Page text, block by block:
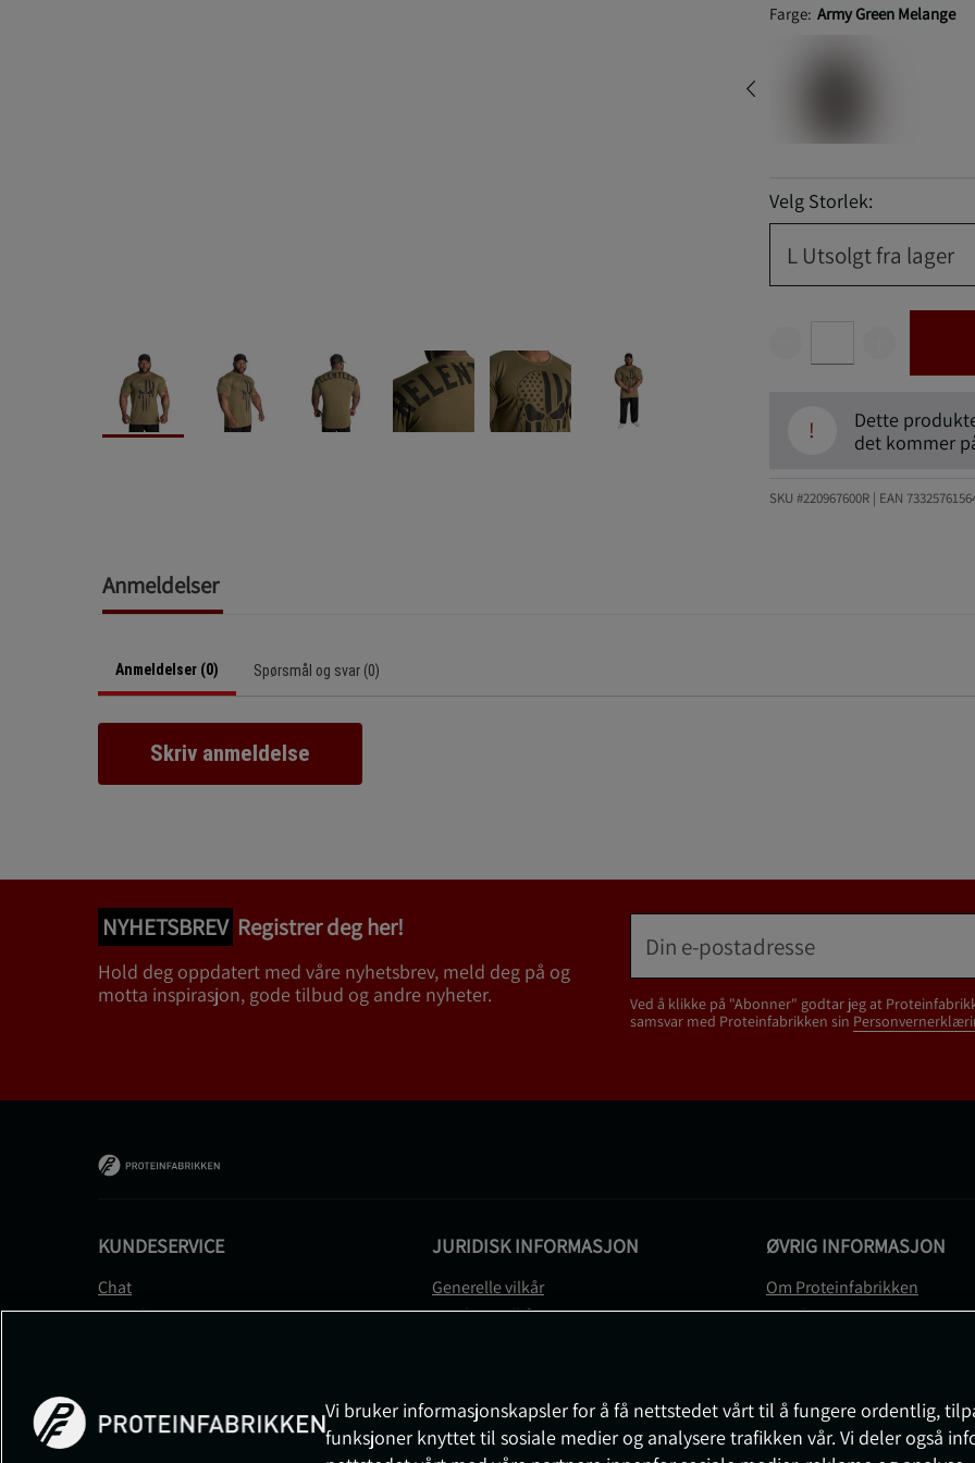
Farge: Army Green Melange
Velg Storlek:
L Utsolgt fra lager
!
Dette
det kommer
SKU #220967600R | EAN
Anmeldelser
Anmeldelser (0) Spørsmål og svar (0)
Skriv anmeldelse
NYHETSBREV Registrer deg her!
Hold deg oppdatert med våre nyhetsbrev, meld deg på og
motta inspirasjon, gode tilbud og andre nyheter.
Ved å klikke på "Abonner" godtar jeg at
samsvar med Proteinfabrikken sin
KUNDESERVICE
Chat
Kontakt
FAQ
JURIDISK INFORMASJON
Generelle vilkår
Betalingsvilkår
Medlemsvilkår
Prisløfte
Informasjon om angrerett og reklamasjon
ØVRIG INFORMASJON
Om Proteinfabrikken
Gavekort
Vi bruker informasjonskapsler for å få nettstedet vårt til å fungere ordentlig,
funksjoner knyttet til sosiale medier og analysere trafikken vår. Vi deler også